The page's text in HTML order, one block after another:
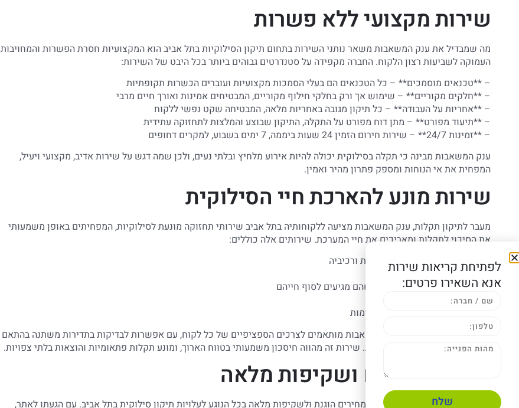
שירות מקצועי ללא פשרות
מה שמבדיל את ענק המשאבות משאר נותני השירות בתחום תיקון הסילוקיות בתל אביב הוא המקצועיות חסרת הפשרות והמחויבות
העמוקה לשביעות רצון הלקוח. החברה מקפידה על סטנדרטים גבוהים ביותר בכל היבט של השירות:
– **טכנאים מוסמכים** – כל הטכנאים הם בעלי הסמכות מקצועיות ועוברים הכשרות תקופתיות
– **חלקים מקוריים** – שימוש אך ורק בחלקי חילוף מקוריים, המבטיחים אמינות ואורך חיים מרבי
– **אחריות על העבודה** – כל תיקון מגובה באחריות מלאה, המבטיחה שקט נפשי ללקוח
– **תיעוד מפורט** – מתן דוח מפורט על התקלה, התיקון שבוצע והמלצות לתחזוקה עתידית
– **זמינות 24/7** – שירות חירום הזמין 24 שעות ביממה, 7 ימים בשבוע, למקרים דחופים
ענק המשאבות מבינה כי תקלה בסילוקית יכולה להיות אירוע מלחיץ ובלתי נעים, ולכן שמה דגש על שירות אדיב, מקצועי ויעיל,
המפחית את אי הנוחות ומספק פתרון מהיר ואמין.
שירות מונע להארכת חיי הסילוקית
מעבר לתיקון תקלות, ענק המשאבות מציעה ללקוחותיה בתל אביב שירותי תחזוקה מונעת לסילוקיות, המפחיתים באופן משמעותי
את הסיכוי לתקלות ומאריכים את חיי המערכת. שירותים אלה כוללים:
– בדיקות תקופתיות של הסילוקית ורכיביה
– ניקוי יסודי של המשאבה והבור
– החלפת חלקים מתכלים לפני שהם מגיעים לסוף חייהם
– כיול מערכות הבקרה והמצופים
– טיפול מונע בצנרת למניעת חסימות
חוזי השירות המונע של ענק המשאבות מותאמים לצרכים הספציפיים של כל לקוח, עם אפשרות לבדיקות בתדירות משתנה בהתאם
לסוג המבנה ולעומס על הסילוקית. שירות זה מהווה חיסכון משמעותי בטווח הארוך, ומונע תקלות פתאומיות והוצאות בלתי צפויות.
מחירים הוגנים ושקיפות מלאה
ענק המשאבות מחויבת למדיניות מחירים הוגנת ולשקיפות מלאה בכל הנוגע לעלויות תיקון סילוקית בתל אביב. עם הגעתו לאתר,
לפתיחת קריאות שירות
אנא השאירו פרטים:
שלח